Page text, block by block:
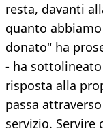
resta, davanti
quanto
donato" ha
- ha sottolineato
risposta alla
passa
servizio. Servire